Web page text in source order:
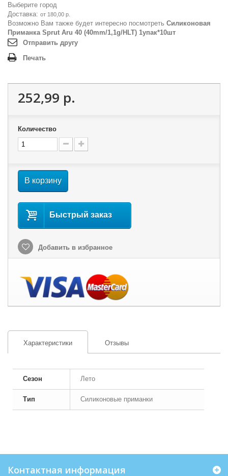
Выберите город
Доставка: от 180,00 р.
Возможно Вам также будет интересно посмотреть Силиконовая
Приманка Sprut Aru 40 (40mm/1,1g/HLT) 1упак*10шт
Отправить другу
Печать
252,99 р.
Количество
В корзину
Быстрый заказ
Добавить в избранное
Характеристики Отзывы
Сезон Лето
Тип Силиконовые приманки
Контактная информация